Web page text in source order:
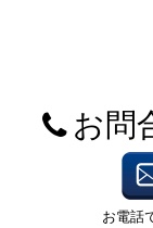
お問
お電話